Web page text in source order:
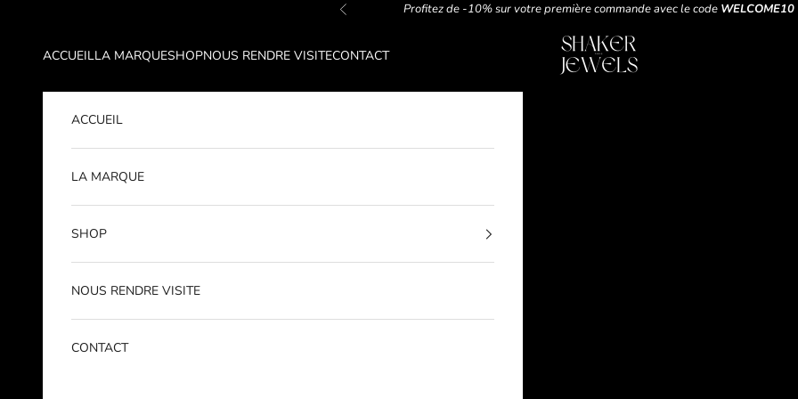
PrécédentProfitez de -10% sur votre première commande avec le code WELCOME10
SHAKER JEWELS
ACCUEILLA MARQUESHOPNOUS RENDRE VISITECONTACT
ACCUEIL
LA MARQUE
SHOP
NOUS RENDRE VISITE
CONTACT